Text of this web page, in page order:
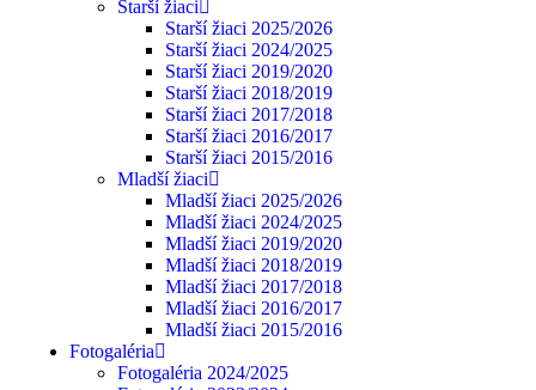
Starší žiaci
Starší žiaci 2025/2026
Starší žiaci 2024/2025
Starší žiaci 2019/2020
Starší žiaci 2018/2019
Starší žiaci 2017/2018
Starší žiaci 2016/2017
Starší žiaci 2015/2016
Mladší žiaci
Mladší žiaci 2025/2026
Mladší žiaci 2024/2025
Mladší žiaci 2019/2020
Mladší žiaci 2018/2019
Mladší žiaci 2017/2018
Mladší žiaci 2016/2017
Mladší žiaci 2015/2016
Fotogaléria
Fotogaléria 2024/2025